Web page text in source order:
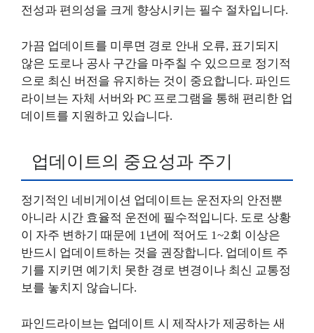
전성과 편의성을 크게 향상시키는 필수 절차입니다.
가끔 업데이트를 미루면 경로 안내 오류, 표기되지
않은 도로나 공사 구간을 마주칠 수 있으므로 정기적
으로 최신 버전을 유지하는 것이 중요합니다. 파인드
라이브는 자체 서버와 PC 프로그램을 통해 편리한 업
데이트를 지원하고 있습니다.
업데이트의 중요성과 주기
정기적인 네비게이션 업데이트는 운전자의 안전뿐
아니라 시간 효율적 운전에 필수적입니다. 도로 상황
이 자주 변하기 때문에 1년에 적어도 1~2회 이상은
반드시 업데이트하는 것을 권장합니다. 업데이트 주
기를 지키면 예기치 못한 경로 변경이나 최신 교통정
보를 놓치지 않습니다.
파인드라이브는 업데이트 시 제작사가 제공하는 새